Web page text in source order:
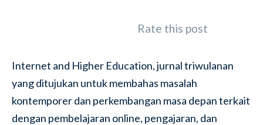
Rate this post
Internet and Higher Education, jurnal triwulanan
yang ditujukan untuk membahas masalah
kontemporer dan perkembangan masa depan terkait
dengan pembelajaran online, pengajaran, dan